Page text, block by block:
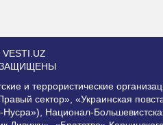
ЗАЩИЩЕНЫ
и террористические
сектор», «Украинская
Нусра»), Национал-